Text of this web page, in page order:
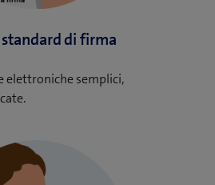
di firma
elettroniche semplici,